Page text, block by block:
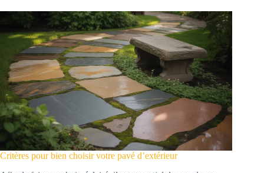
Critères pour bien choisir votre pavé d’extérieur